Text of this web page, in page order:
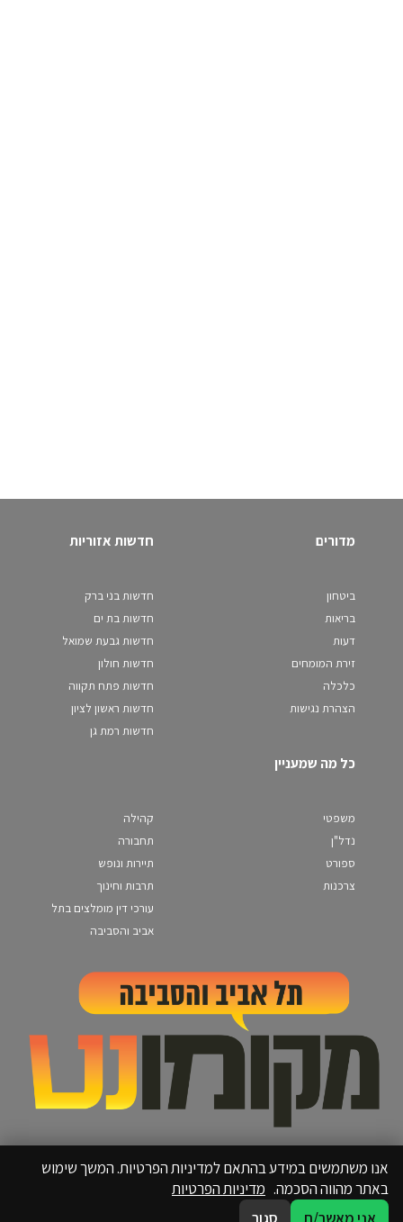
מדורים
ביטחון
בריאות
דעות
זירת המומחים
כלכלה
הצהרת נגישות
חדשות אזוריות
חדשות בני ברק
חדשות בת ים
חדשות גבעת שמואל
חדשות חולון
חדשות פתח תקווה
חדשות ראשון לציון
חדשות רמת גן
כל מה שמעניין
משפטי
נדל"ן
ספורט
צרכנות
קהילה
תחבורה
תיירות ונופש
תרבות וחינוך
עורכי דין מומלצים בתל
אביב והסביבה
אנו משתמשים במידע בהתאם למדיניות הפרטיות. המשך שימוש
באתר מהווה הסכמה. מדיניות הפרטיות